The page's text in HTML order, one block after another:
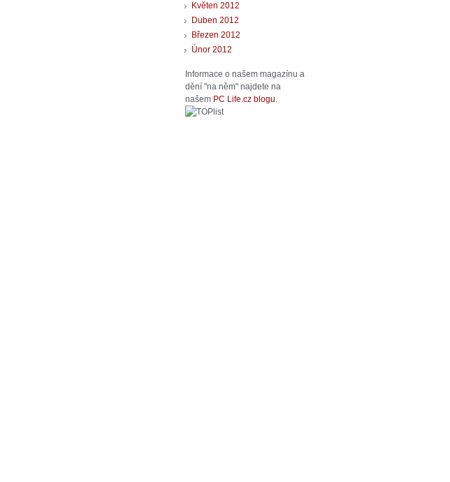
Květen 2012
Duben 2012
Březen 2012
Únor 2012
Informace o našem magazínu a
dění "na něm" najdete na
našem PC Life.cz blogu.